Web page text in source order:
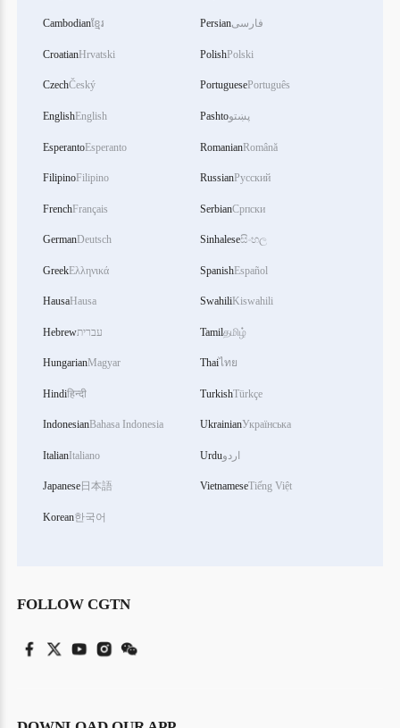
Cambodianខ្មែរ
CroatianHrvatski
CzechČeský
EnglishEnglish
EsperantoEsperanto
FilipinoFilipino
FrenchFrançais
GermanDeutsch
GreekΕλληνικά
HausaHausa
Hebrewעברית
HungarianMagyar
Hindiहिन्दी
IndonesianBahasa Indonesia
ItalianItaliano
Japanese日本語
Korean한국어
Persianفارسی
PolishPolski
PortuguesePortuguês
Pashtoپښتو
RomanianRomână
RussianРусский
SerbianСрпски
Sinhaleseසිංහල
SpanishEspañol
SwahiliKiswahili
Tamilதமிழ்
Thaiไทย
TurkishTürkçe
UkrainianУкраїнська
Urduاردو
VietnameseTiếng Việt
FOLLOW CGTN